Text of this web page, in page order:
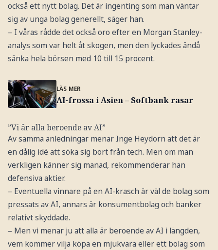
också ett nytt bolag. Det är ingenting som man väntar
sig av unga bolag generellt, säger han.
– I våras rådde det också oro efter en Morgan Stanley-
analys som var helt åt skogen, men den lyckades ändå
sänka hela börsen med 10 till 15 procent.
LÄS MER
AI-frossa i Asien – Softbank rasar
”Vi är alla beroende av AI”
Av samma anledningar menar Inge Heydorn att det är
en dålig idé att söka sig bort från tech. Men om man
verkligen känner sig manad, rekommenderar han
defensiva aktier.
– Eventuella vinnare på en AI-krasch är väl de bolag som
pressats av AI, annars är konsumentbolag och banker
relativt skyddade.
– Men vi menar ju att alla är beroende av AI i längden,
vem kommer vilja köpa en mjukvara eller ett bolag som